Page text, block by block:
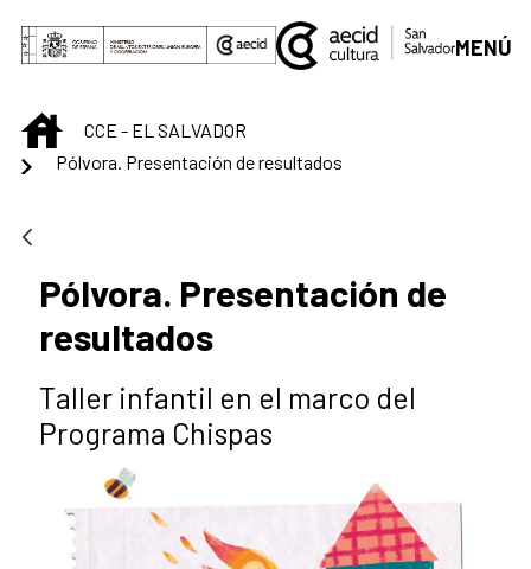
Saltar al contenido principal
MENÚ
INICIOCCE - EL SALVADOR
Pólvora. Presentación de resultados
Pólvora. Presentación de
resultados
Taller infantil en el marco del
Programa Chispas